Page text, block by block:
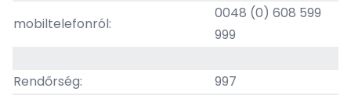
mobiltelefonról:
0048 (0) 608 599
999
Rendőrség:
997